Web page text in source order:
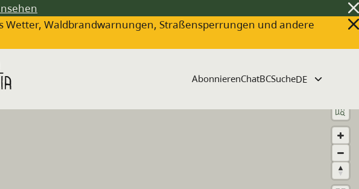
Wetter, Waldbrandwarnungen, Straßensperrungen und andere
AbonnierenChatBCSuche